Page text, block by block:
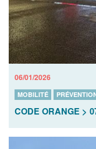
06/01/2026
MOBILITÉ
CODE ORANGE >